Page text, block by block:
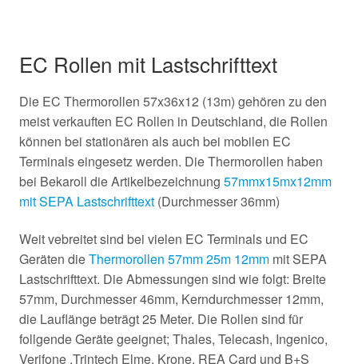
EC Rollen mit Lastschrifttext
Die EC Thermorollen 57x36x12 (13m) gehören zu den
meist verkauften EC Rollen in Deutschland, die Rollen
können bei stationären als auch bei mobilen EC
Terminals eingesetz werden. Die Thermorollen haben
bei Bekaroll die Artikelbezeichnung 57mmx15mx12mm
mit SEPA Lastschrifttext (Durchmesser 36mm)
Weit vebreitet sind bei vielen EC Terminals und EC
Geräten dieThermorollen 57mm 25m 12mm mit SEPA
Lastschrifttext. Die Abmessungen sind wie folgt: Breite
57mm, Durchmesser 46mm, Kerndurchmesser 12mm,
die Lauflänge beträgt 25 Meter. Die Rollen sind für
follgende Geräte geeignet; Thales, Telecash, Ingenico,
Verifone ,Trintech Elme, Krone, REA Card und B+S